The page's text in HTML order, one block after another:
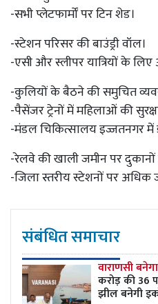
-सभी प्लेटफार्मों पर टिन शेड।
-स्टेशन परिसर की बाउंड्री वॉल।
-एसी और स्लीपर यात्रियों के
-कुलियों के बैठने की समुचित
-पैसेंजर ट्रेनों में महिलाओं की
-मंडल चिकित्सालय इज्जतनगर में
-रेलवे की खाली जमीन पर दुकानों
-जिला स्तरीय स्टेशनों पर अधिक
संबंधित समाचार
वाराणसी
करोड़ की 36
झील बनेगी